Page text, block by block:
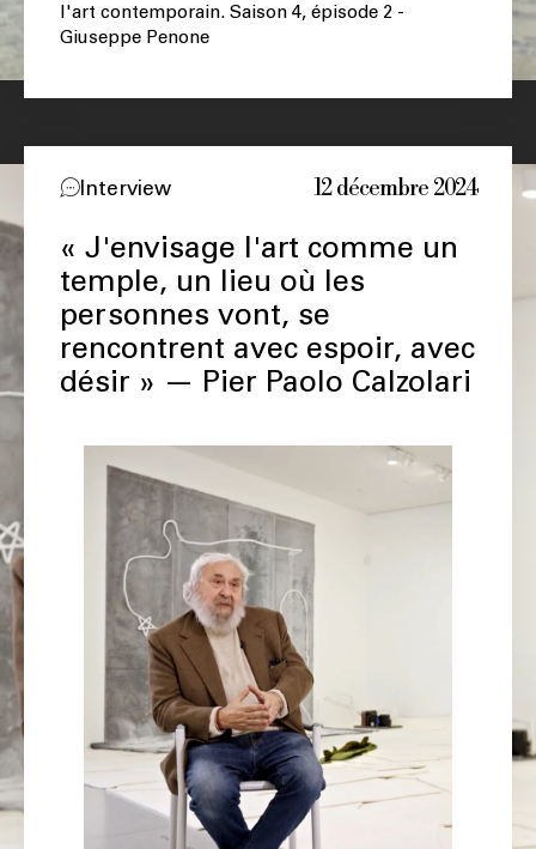
l'art contemporain. Saison 4, épisode 2 -
Giuseppe Penone
Interview 12 décembre 2024
« J'envisage l'art comme un
temple, un lieu où les
personnes vont, se
rencontrent avec espoir, avec
désir » — Pier Paolo Calzolari